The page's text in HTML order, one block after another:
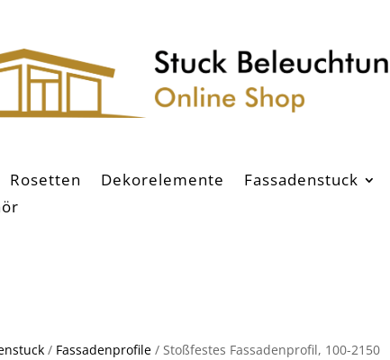
Rosetten Dekorelemente Fassadenstuck
/ Fassadenprofile / Stoßfestes Fassadenprofil, 100-2150